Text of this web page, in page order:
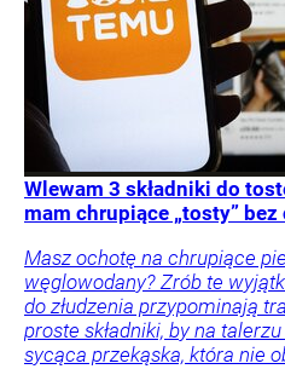
Wlewam 3 składniki do
mam chrupiące „tosty” bez
Masz ochotę na chrupiące
węglowodany? Zrób te
do złudzenia przypominają
proste składniki, by na
sycąca przekąska, która nie